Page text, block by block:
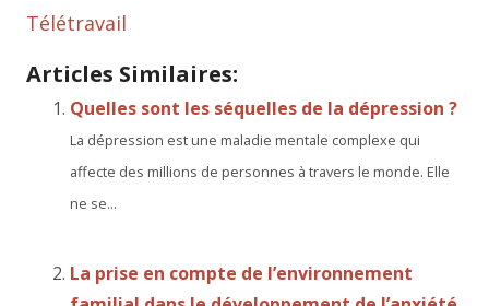
Télétravail
Articles Similaires:
Quelles sont les séquelles de la dépression ?
La dépression est une maladie mentale complexe qui
affecte des millions de personnes à travers le monde. Elle
ne se...
La prise en compte de l’environnement